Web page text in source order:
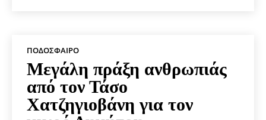
ΠΟΔΌΣΦΑΙΡΟ
Μεγάλη πράξη ανθρωπιάς
από τον Τάσο
Χατζηγιοβάνη για τον